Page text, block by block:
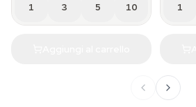
1 3 5 10 1